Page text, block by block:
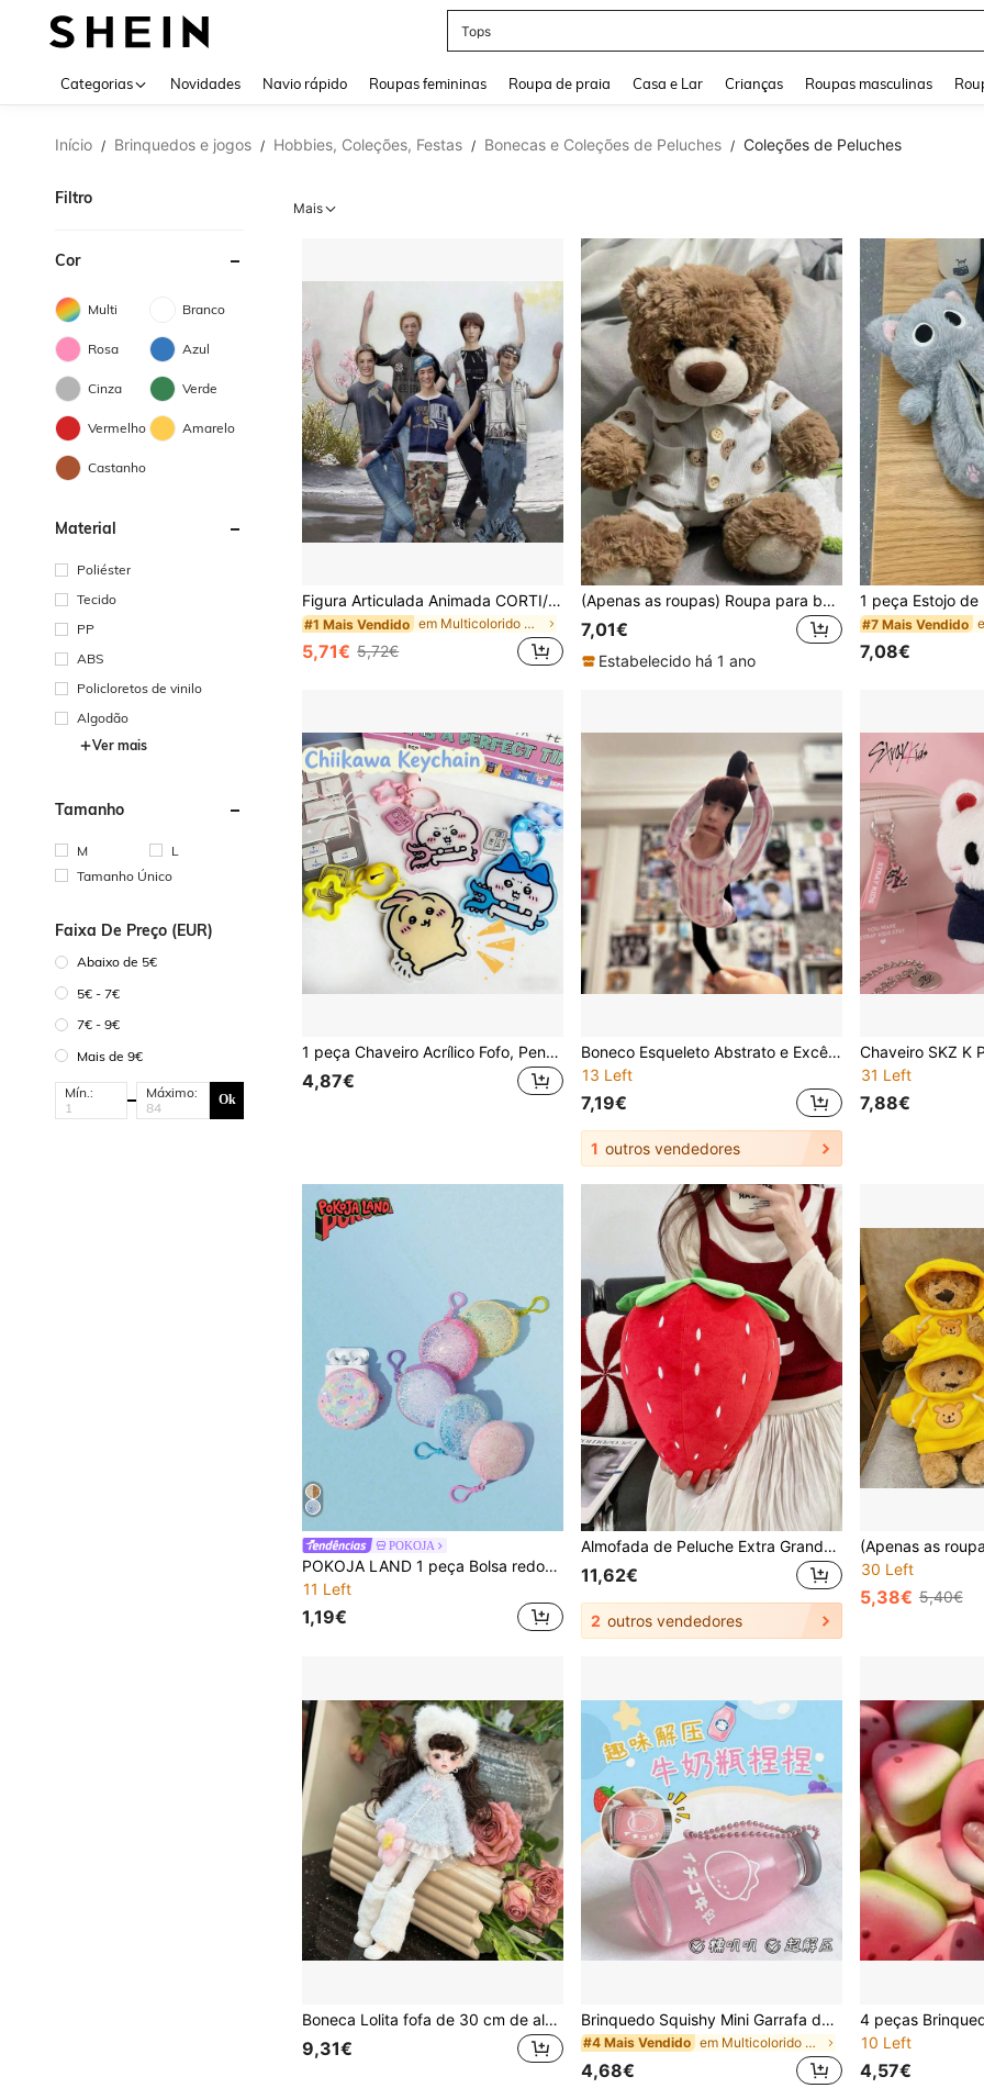
Tops
Categorias Novidades Navio rápido Roupas femininas Roupa de praia Casa e Lar Crianças Roupas masculinas
Início / Brinquedos e jogos / Hobbies, Coleções, Festas / Bonecas e Coleções de Peluches / Coleções de Peluches
Filtro
Cor
Multi Branco
Rosa Azul
Cinza Verde
Vermelho Amarelo
Castanho
Material
Poliéster
Tecido
PP
ABS
Policloretos de vinilo
Algodão
Ver mais
Tamanho
M
L
Tamanho Único
Faixa De Preço (EUR)
Abaixo de 5€
5€ - 7€
7€ - 9€
Mais de 9€
Mín.: Máximo: Ok
Mais
Figura Articulada Animada CORTI/S Nova de 30 cm, Totalmente Articulada - Presente Perfeito para Namorado/Namorada, Decoração de Quarto, Melhor Presente de Aniversário, Presente de Natal
#1 Mais Vendido em Multicolorido Bonecas adolescentes e coleções d
5,71€ 5,72€
(Apenas as roupas) Roupa para bonecas Lapopo de 28cm a 32cm, roupa para boneca Urso Barcelona, roupa fofa para urso de pelúcia com abertura para o rabo, pijama ideal para coelho.
7,01€
Estabelecido há 1 ano
#7 Mais Vendido
7,08€
1 peça Chaveiro Acrílico Fofo, Pendente de Desenho Animado Curativo com Sino e Argola em Forma de Estrela, Design Vivo e Brincalhão, Textura Transparente e Grossa, Pode Ser Pendurado em Mochilas e Chaves. Adequado como Artigos para Festa de Aniversário, Presentes de Ano Novo, Presentes de Dia dos Namorados, Presentes de Halloween, Presentes de Natal, Presentes de Páscoa, Acessórios para o Look Diário, Fofo e Versátil, Múltiplos Estilos Adoráveis Disponíveis. (Estilo Aleatório)
4,87€
Boneco Esqueleto Abstrato e Excêntrico TXT, Membros Destacáveis, Decoração Engraçada Posável, Merchandising de Apoio aos Fãs, Presente de Aniversário e Feriado para Brincadeira
13 Left
7,19€
1 outros vendedores
31 Left
7,88€
POKOJA
POKOJA LAND 1 peça Bolsa redonda com fecho de correr brilhante - Porta-moedas com lantejoulas cintilantes e estojo para auscultadores, mini carteira portátil brilhante com acabamento metálico - Organizador prático e fofo para adolescentes e adultos, acessório casual adorável para o dia a dia
11 Left
1,19€
Almofada de Peluche Extra Grande em Forma de Morango, Decoração de Quarto, Tecido de Peluche Curto Super Macio, Adequada para Melhores Amigos, Lembranças de Festa, Halloween, Presentes de Aniversário, Presentes de Feriados, Presente Perfeito, Aplicável para Casa, Carro, Almofada de Sesta, Sala de Aula, Época de Regresso às Aulas
11,62€
2 outros vendedores
30 Left
5,38€ 5,40€
Boneca Lolita fofa de 30 cm de alta qualidade com roupas intercambiáveis, conjunto de boneca para vestir princesa, presente de aniversário
9,31€
Brinquedo Squishy Mini Garrafa de Leite com Fruta - Copo de Leite Realista de Subida Lenta, Decoração de Secretária Inovadora, Item Fidget, Cores Sortidas, Squishy Fofo para Secretária/Escritório/Uso de Estudante & Presente, Brinquedos e Jogos Anti-Stress para Amantes de Papelaria > Passatempos, Coleções, Artigos para Festas > Brinquedos Criativos para Adolescentes > Brinquedos Anti-Stress para Adolescentes
#4 Mais Vendido em Multicolorido Bonecas adolescentes e coleções d
4,68€
10 Left
4,57€